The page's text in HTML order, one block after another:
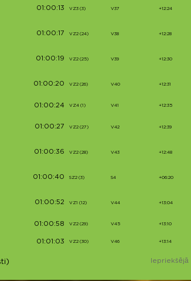
01:00:13 VZ3 (3) V37 +12:24
01:00:17 VZ2 (24) V38 +12:28
01:00:19 VZ2 (25) V39 +12:30
01:00:20 VZ2 (26) V40 +12:31
01:00:24 VZ4 (1) V41 +12:35
01:00:27 VZ2 (27) V42 +12:39
01:00:36 VZ2 (28) V43 +12:48
01:00:40 SZ2 (3) S4 +06:20
01:00:52 VZ1 (12) V44 +13:04
01:00:58 VZ2 (29) V45 +13:10
01:01:03 VZ2 (30) V46 +13:14
Iepriekšējā